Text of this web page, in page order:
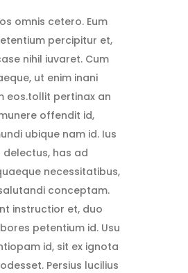
omnis cetero. Eum
percipitur et,
nihil iuvaret. Cum
ut enim inani
eos.tollit pertinax an
offendit id,
ubique nam id. Ius
delectus, has ad
necessitatibus,
conceptam.
instructior et, duo
petentium id. Usu
id, sit ex ignota
Persius lucilius